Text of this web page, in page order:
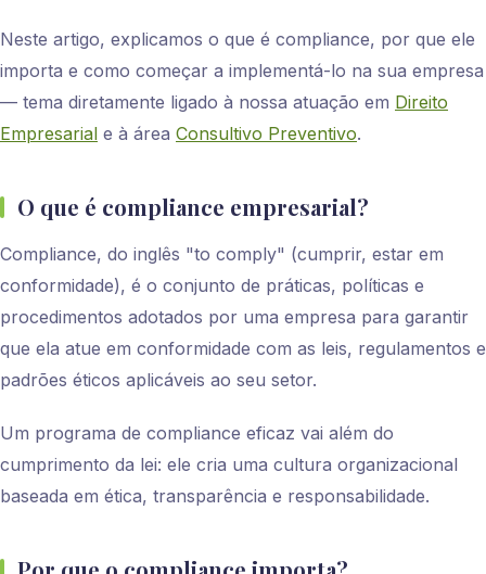
Neste artigo, explicamos o que é compliance, por que ele
importa e como começar a implementá-lo na sua empresa
— tema diretamente ligado à nossa atuação em Direito
Empresarial e à área Consultivo Preventivo.
O que é compliance empresarial?
Compliance, do inglês "to comply" (cumprir, estar em
conformidade), é o conjunto de práticas, políticas e
procedimentos adotados por uma empresa para garantir
que ela atue em conformidade com as leis, regulamentos e
padrões éticos aplicáveis ao seu setor.
Um programa de compliance eficaz vai além do
cumprimento da lei: ele cria uma cultura organizacional
baseada em ética, transparência e responsabilidade.